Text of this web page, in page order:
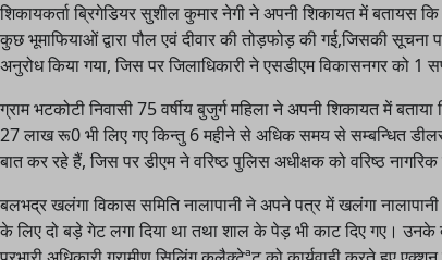
शिकायकर्ता ब्रिगेडियर सुशील कुमार नेगी ने अपनी शिकायत में बतायस
कुछ भूमाफियाओं द्वारा पौल एवं दीवार की तोड़फोड़ की गई,जिसकी
अनुरोध किया गया, जिस पर जिलाधिकारी ने एसडीएम विकासनगर को 1
ग्राम भटकोटी निवासी 75 वर्षीय बुजुर्ग महिला ने अपनी शिकायत में
27 लाख रू0 भी लिए गए किन्तु 6 महीने से अधिक समय से सम्बन्धित
बात कर रहे हैं, जिस पर डीएम ने वरिष्ठ पुलिस अधीक्षक को वरिष्ठ
बलभद्र खलंगा विकास समिति नालापानी ने अपने पत्र में खलंगा
के लिए दो बड़े गेट लगा दिया था तथा शाल के पेड़ भी काट दिए गए। उनके